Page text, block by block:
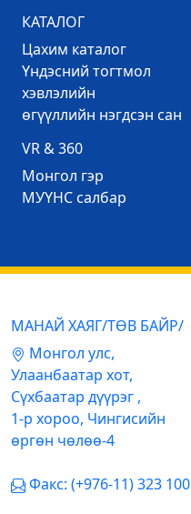
КАТАЛОГ
Цахим каталог
Үндэсний тогтмол
хэвлэлийн
өгүүллийн нэгдсэн сан
VR & 360
Mонгол гэр
МУҮНС салбар
МАНАЙ ХАЯГ/ТӨВ БАЙР/
Mонгол улс,
Улаанбаатар хот,
Сүхбаатар дүүрэг ,
1-р хороо, Чингисийн
өргөн чөлөө-4
Факс: (+976-11) 323 100